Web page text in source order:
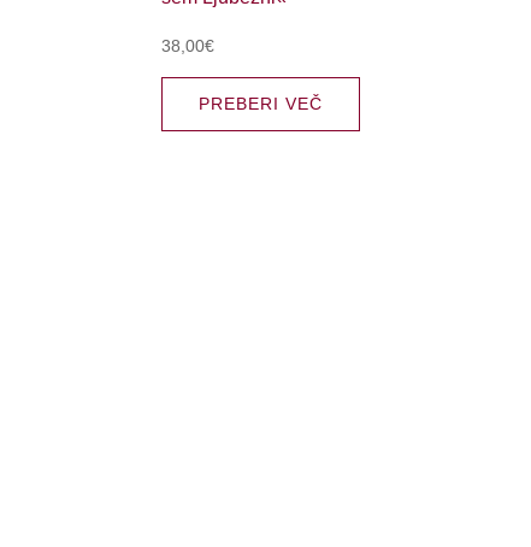
38,00€
PREBERI VEČ